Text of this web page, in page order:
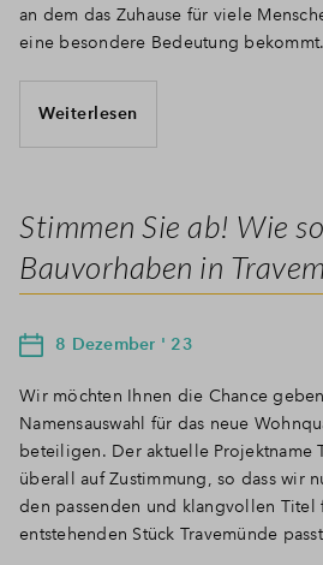
an dem das Zuhause für viele
eine besondere Bedeutung bekommt.
Weiterlesen
Stimmen Sie ab! Wie
Bauvorhaben in
8 Dezember ' 23
Wir möchten Ihnen die Chance
Namensauswahl für das neue
beteiligen. Der aktuelle Projektname
überall auf Zustimmung, so dass wir
den passenden und klangvollen Titel
entstehenden Stück Travemünde